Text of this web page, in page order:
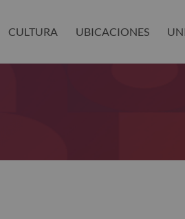
CULTURA UBICACIONES